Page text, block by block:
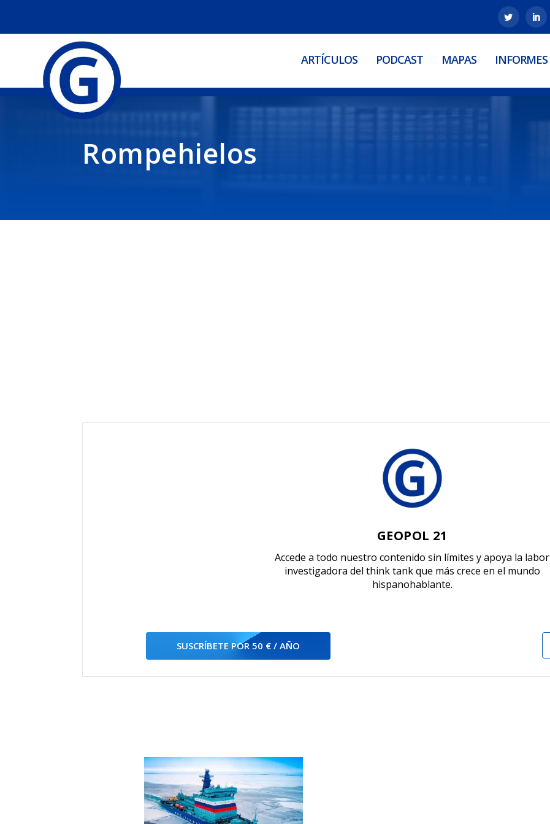
ARTÍCULOS PODCAST MAPAS INFORMES
Rompehielos
GEOPOL 21
Accede a todo nuestro contenido sin límites y apoya la labor
investigadora del think tank que más crece en el mundo
hispanohablante.
SUSCRÍBETE POR 50 € / AÑO